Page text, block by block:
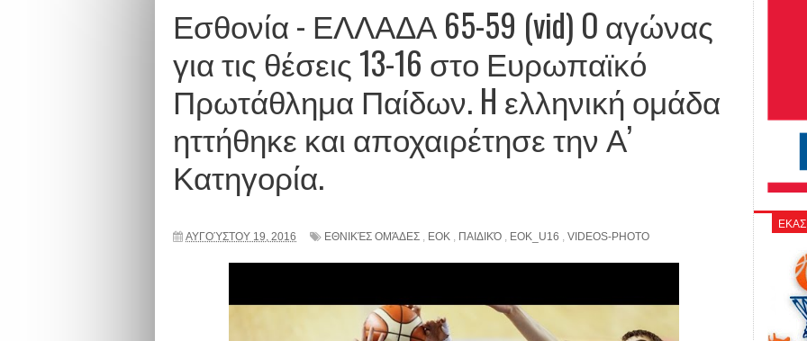
Εσθονία - ΕΛΛΑΔΑ 65-59 (vid) O αγώνας
για τις θέσεις 13-16 στο Ευρωπαϊκό
Πρωτάθλημα Παίδων. H ελληνική ομάδα
ηττήθηκε και αποχαιρέτησε την Α’
Κατηγορία.
ΑΥΓΟΎΣΤΟΥ 19, 2016 ΕΘΝΙΚΈΣ ΟΜΆΔΕΣ , ΕΟΚ , ΠΑΙΔΙΚΌ , EOK_U16 , VIDEOS-PHOTO